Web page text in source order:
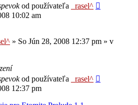
od používateľa
_rasel^
10:02 am
» So Jún 28, 2008 12:37 pm » v
od používateľa
_rasel^
12:37 pm